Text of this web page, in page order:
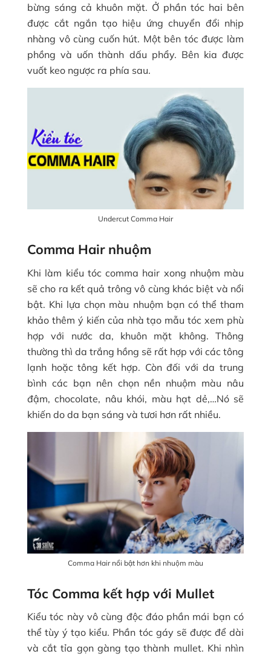
bừng sáng cả khuôn mặt. Ở phần tóc hai bên
được cắt ngắn tạo hiệu ứng chuyển đổi nhịp
nhàng vô cùng cuốn hút. Một bên tóc được làm
phồng và uốn thành dấu phẩy. Bên kia được
vuốt keo ngược ra phía sau.
Undercut Comma Hair
Comma Hair nhuộm
Khi làm kiểu tóc comma hair xong nhuộm màu
sẽ cho ra kết quả trông vô cùng khác biệt và nổi
bật. Khi lựa chọn màu nhuộm bạn có thể tham
khảo thêm ý kiến của nhà tạo mẫu tóc xem phù
hợp với nước da, khuôn mặt không. Thông
thường thì da trắng hồng sẽ rất hợp với các tông
lạnh hoặc tông kết hợp. Còn đối với da trung
bình các bạn nên chọn nền nhuộm màu nâu
đậm, chocolate, nâu khói, màu hạt dẻ,…Nó sẽ
khiến do da bạn sáng và tươi hơn rất nhiều.
Comma Hair nổi bật hơn khi nhuộm màu
Tóc Comma kết hợp với Mullet
Kiểu tóc này vô cùng độc đáo phần mái bạn có
thể tùy ý tạo kiểu. Phần tóc gáy sẽ được để dài
và cắt tỉa gọn gàng tạo thành mullet. Khi nhìn